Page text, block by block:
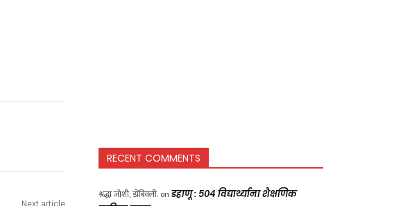
Next article
RECENT COMMENTS
श्रद्धा जोशी, डोंबिवली. on डहाणू : ५०४ विद्यार्थ्यांना शैक्षणिक